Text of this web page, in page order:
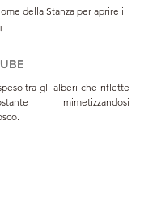
della Stanza per aprire il
tra gli alberi che riflette
mimetizzandosi